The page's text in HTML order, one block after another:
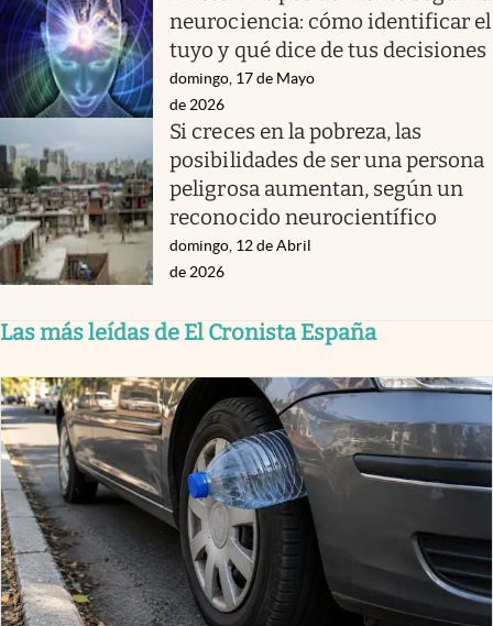
neurociencia: cómo identificar el
tuyo y qué dice de tus decisiones
domingo, 17 de Mayo
de 2026
Si creces en la pobreza, las
posibilidades de ser una persona
peligrosa aumentan, según un
reconocido neurocientífico
domingo, 12 de Abril
de 2026
Las más leídas de El Cronista España